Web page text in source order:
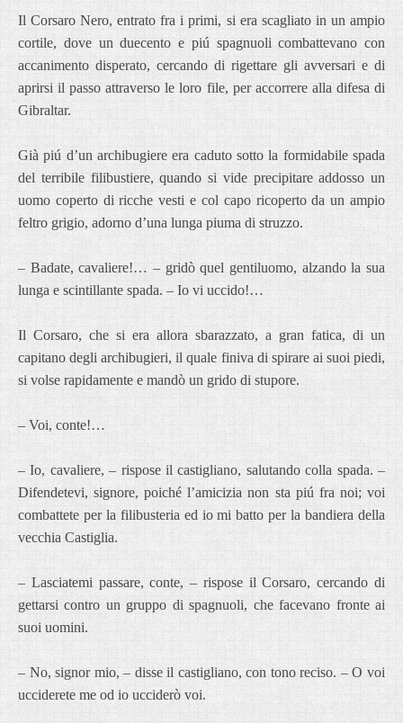
Il Corsaro Nero, entrato fra i primi, si era scagliato in un ampio
cortile, dove un duecento e piú spagnuoli combattevano con
accanimento disperato, cercando di rigettare gli avversari e di
aprirsi il passo attraverso le loro file, per accorrere alla difesa di
Gibraltar.
Già piú d’un archibugiere era caduto sotto la formidabile spada
del terribile filibustiere, quando si vide precipitare addosso un
uomo coperto di ricche vesti e col capo ricoperto da un ampio
feltro grigio, adorno d’una lunga piuma di struzzo.
– Badate, cavaliere!… – gridò quel gentiluomo, alzando la sua
lunga e scintillante spada. – Io vi uccido!…
Il Corsaro, che si era allora sbarazzato, a gran fatica, di un
capitano degli archibugieri, il quale finiva di spirare ai suoi piedi,
si volse rapidamente e mandò un grido di stupore.
– Voi, conte!…
– Io, cavaliere, – rispose il castigliano, salutando colla spada. –
Difendetevi, signore, poiché l’amicizia non sta piú fra noi; voi
combattete per la filibusteria ed io mi batto per la bandiera della
vecchia Castiglia.
– Lasciatemi passare, conte, – rispose il Corsaro, cercando di
gettarsi contro un gruppo di spagnuoli, che facevano fronte ai
suoi uomini.
– No, signor mio, – disse il castigliano, con tono reciso. – O voi
ucciderete me od io ucciderò voi.